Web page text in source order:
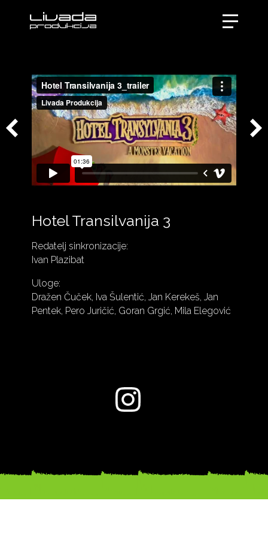
Hotel Transilvanija 3
Redatelj sinkronizacije:
Ivan Plazibat
Uloge:
Dražen Čuček, Iva Šulentić, Jan Kerekeš, Jan
Pentek, Pero Juričić, Goran Grgić, Mila Elegović